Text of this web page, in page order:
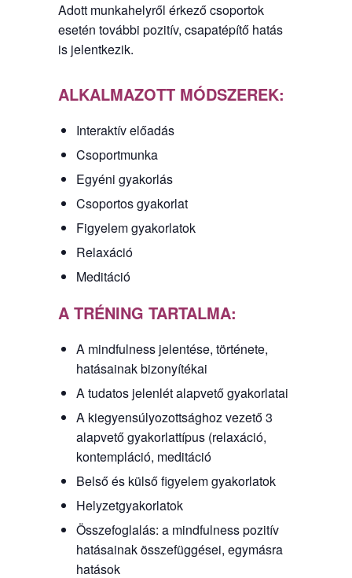
Adott munkahelyről érkező csoportok
esetén további pozitív, csapatépítő hatás
is jelentkezik.
ALKALMAZOTT MÓDSZEREK:
Interaktív előadás
Csoportmunka
Egyéni gyakorlás
Csoportos gyakorlat
Figyelem gyakorlatok
Relaxáció
Meditáció
A TRÉNING TARTALMA:
A mindfulness jelentése, története,
hatásainak bizonyítékai
A tudatos jelenlét alapvető gyakorlatai
A kiegyensúlyozottsághoz vezető 3
alapvető gyakorlattípus (relaxáció,
kontempláció, meditáció
Belső és külső figyelem gyakorlatok
Helyzetgyakorlatok
Összefoglalás: a mindfulness pozitív
hatásainak összefüggései, egymásra
hatások